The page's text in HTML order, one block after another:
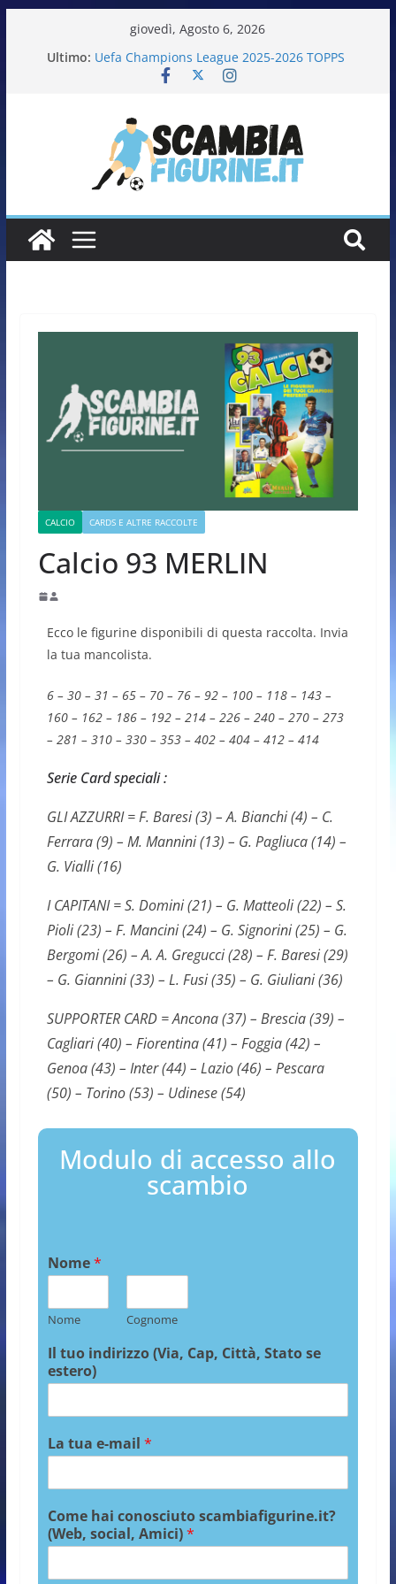
giovedì, Agosto 6, 2026
Ultimo: Uefa Champions League 2025-2026 TOPPS
Fifa World Cup 2026 PANINI
Calciatori Serie B BKT 2025-2026 PANINI
CALCIO CARDS E ALTRE RACCOLTE
Calcio 93 MERLIN
Ecco le figurine disponibili di questa raccolta. Invia
la tua mancolista.
6 – 30 – 31 – 65 – 70 – 76 – 92 – 100 – 118 – 143 –
160 – 162 – 186 – 192 – 214 – 226 – 240 – 270 – 273
– 281 – 310 – 330 – 353 – 402 – 404 – 412 – 414
Serie Card speciali :
GLI AZZURRI = F. Baresi (3) – A. Bianchi (4) – C.
Ferrara (9) – M. Mannini (13) – G. Pagliuca (14) –
G. Vialli (16)
I CAPITANI = S. Domini (21) – G. Matteoli (22) – S.
Pioli (23) – F. Mancini (24) – G. Signorini (25) – G.
Bergomi (26) – A. A. Gregucci (28) – F. Baresi (29)
– G. Giannini (33) – L. Fusi (35) – G. Giuliani (36)
SUPPORTER CARD = Ancona (37) – Brescia (39) –
Cagliari (40) – Fiorentina (41) – Foggia (42) –
Genoa (43) – Inter (44) – Lazio (46) – Pescara
(50) – Torino (53) – Udinese (54)
Modulo di accesso allo
scambio
Nome*
Nome Cognome
Il tuo indirizzo (Via, Cap, Città, Stato se
estero)
La tua e-mail *
Come hai conosciuto scambiafigurine.it?
(Web, social, Amici)*